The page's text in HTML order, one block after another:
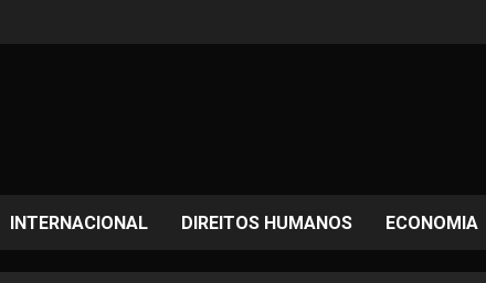
INTERNACIONAL DIREITOS HUMANOS ECONOMIA